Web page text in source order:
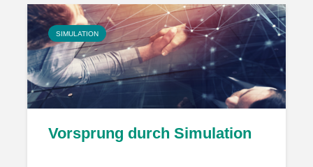
SIMULATION
Vorsprung durch Simulation